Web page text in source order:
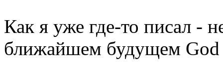
Как я уже где-то писал -
ближайшем будущем God